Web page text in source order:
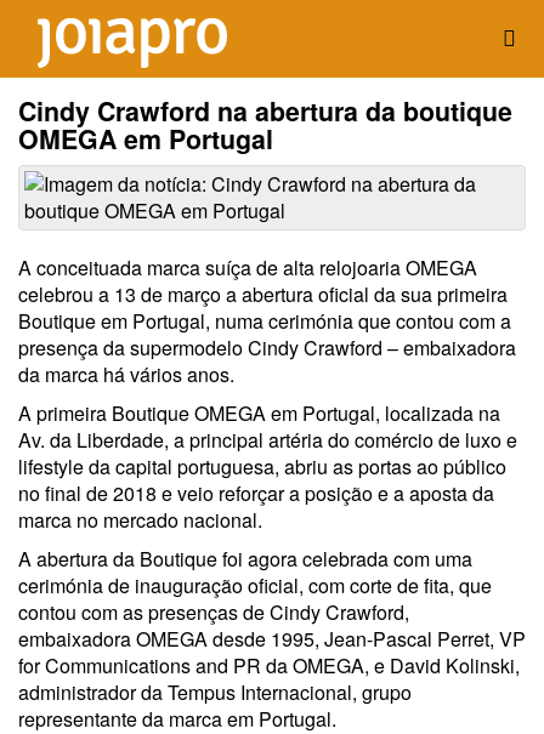
Cindy Crawford na abertura da boutique
OMEGA em Portugal
A conceituada marca suíça de alta relojoaria OMEGA
celebrou a 13 de março a abertura oficial da sua primeira
Boutique em Portugal, numa cerimónia que contou com a
presença da supermodelo Cindy Crawford – embaixadora
da marca há vários anos.
A primeira Boutique OMEGA em Portugal, localizada na
Av. da Liberdade, a principal artéria do comércio de luxo e
lifestyle da capital portuguesa, abriu as portas ao público
no final de 2018 e veio reforçar a posição e a aposta da
marca no mercado nacional.
A abertura da Boutique foi agora celebrada com uma
cerimónia de inauguração oficial, com corte de fita, que
contou com as presenças de Cindy Crawford,
embaixadora OMEGA desde 1995, Jean-Pascal Perret, VP
for Communications and PR da OMEGA, e David Kolinski,
administrador da Tempus Internacional, grupo
representante da marca em Portugal.